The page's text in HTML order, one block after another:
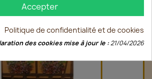
favorite_border
Accepter
Politique de confidentialité et de cookies
des cookies mise à jour le :21/04/2026